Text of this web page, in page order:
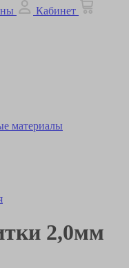
Кабинет
материалы
2,0мм